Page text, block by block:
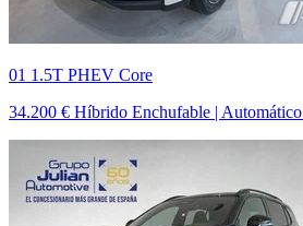
01 1.5T PHEV Core
34.200 € Híbrido Enchufable | Automático